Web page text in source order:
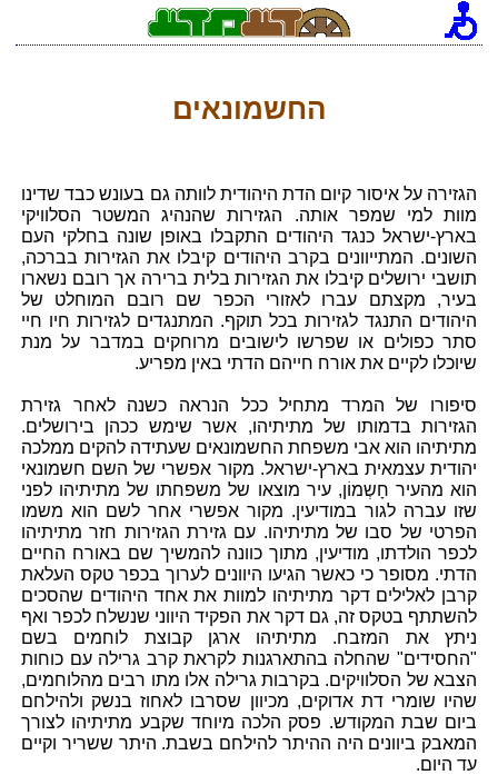
החשמונאים
הגזירה על איסור קיום הדת היהודית לוותה גם בעונש כבד שדינו
מוות למי שמפר אותה. הגזירות שהנהיג המשטר הסלוויקי
בארץ-ישראל כנגד היהודים התקבלו באופן שונה בחלקי העם
השונים. המתייוונים בקרב היהודים קיבלו את הגזירות בברכה,
תושבי ירושלים קיבלו את הגזירות בלית ברירה אך רובם נשארו
בעיר, מקצתם עברו לאזורי הכפר שם רובם המוחלט של
היהודים התנגד לגזירות בכל תוקף. המתנגדים לגזירות חיו חיי
סתר כפולים או שפרשו לישובים מרוחקים במדבר על מנת
שיוכלו לקיים את אורח חייהם הדתי באין מפריע.
סיפורו של המרד מתחיל ככל הנראה כשנה לאחר גזירת
הגזירות בדמותו של מתיתיהו, אשר שימש ככהן בירושלים.
מתיתיהו הוא אבי משפחת החשמונאים שעתידה להקים ממלכה
יהודית עצמאית בארץ-ישראל. מקור אפשרי של השם חשמונאי
הוא מהעיר חָשְמוֹן, עיר מוצאו של משפחתו של מתיתיהו לפני
שזו עברה לגור במודיעין. מקור אפשרי אחר לשם הוא משמו
הפרטי של סבו של מתיתיהו. עם גזירת הגזירות חזר מתיתיהו
לכפר הולדתו, מודיעין, מתוך כוונה להמשיך שם באורח החיים
הדתי. מסופר כי כאשר הגיעו היוונים לערוך בכפר טקס העלאת
קרבן לאלילים דקר מתיתיהו למוות את אחד היהודים שהסכים
להשתתף בטקס זה, גם דקר את הפקיד היווני שנשלח לכפר ואף
ניתץ את המזבח. מתיתיהו ארגן קבוצת לוחמים בשם
"החסידים" שהחלה בהתארגנות לקראת קרב גרילה עם כוחות
הצבא של הסלוויקים. בקרבות גרילה אלו מתו רבים מהלוחמים,
שהיו שומרי דת אדוקים, מכיוון שסרבו לאחוז בנשק ולהילחם
ביום שבת המקודש. פסק הלכה מיוחד שקבע מתיתיהו לצורך
המאבק ביוונים היה ההיתר להילחם בשבת. היתר ששריר וקיים
עד היום.